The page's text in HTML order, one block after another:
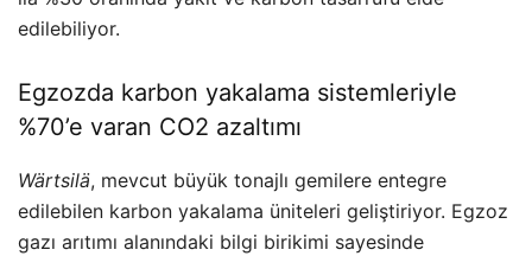
edilebiliyor.
Egzozda karbon yakalama sistemleriyle
%70’e varan CO2 azaltımı
Wärtsilä, mevcut büyük tonajlı gemilere entegre
edilebilen karbon yakalama üniteleri geliştiriyor. Egzoz
gazı arıtımı alanındaki bilgi birikimi sayesinde